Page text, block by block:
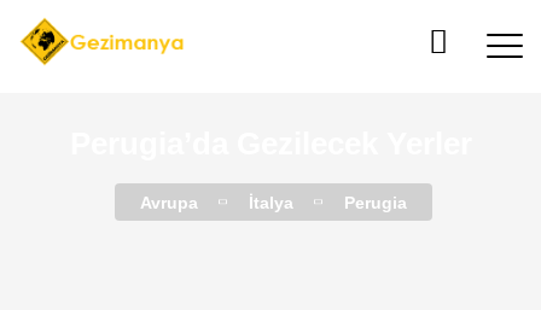
Avrupa İtalya Perugia